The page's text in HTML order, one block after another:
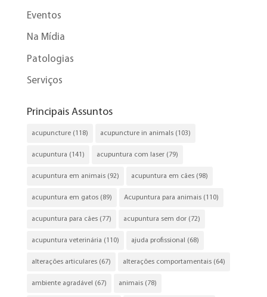
Eventos
Na Mídia
Patologias
Serviços
Principais Assuntos
acupuncture(118) acupuncture in animals(103)
acupuntura (141) acupuntura com laser(79)
acupuntura em animais(92) acupuntura em cães(98)
acupuntura em gatos(89) Acupuntura para animais(110)
acupuntura para cães(77) acupuntura sem dor(72)
acupuntura veterinária (110) ajuda profissional (68)
alterações articulares(67) alterações comportamentais(64)
ambiente agradável (67) animais(78)